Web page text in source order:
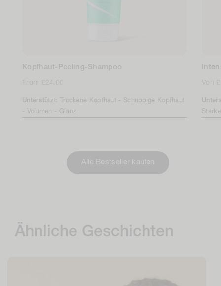
Kopfhaut-Peeling-Shampoo
Unterstützt: Trockene Kopfhaut - Schuppige Kopfhaut
- Volumen - Glanz
Stärke
Alle Bestseller kaufen
Ähnliche Geschichten